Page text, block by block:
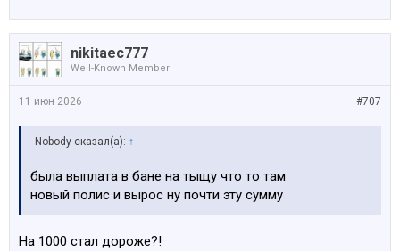
nikitaec777
Well-Known Member
#707
11 июн 2026
Nobody сказал(а): ↑
была выплата в бане на тыщу что то там
новый полис и вырос ну почти эту сумму
На 1000 стал дороже?!